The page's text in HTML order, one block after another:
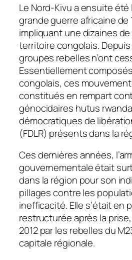
Le Nord-Kivu a ensuite été
grande guerre africaine de
impliquant une dizaines
territoire congolais.
groupes rebelles n’ont
Essentiellement
congolais, ces
constitués en rempart
génocidaires hutus
démocratiques de
(FDLR) présents dans la
Ces dernières années,
gouvernementale était
dans la région pour son
pillages contre les
inefficacité. Elle s’était en
restructurée après la
2012 par les rebelles du
capitale régionale.